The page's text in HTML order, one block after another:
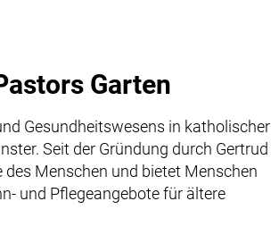
Garten
Gesundheitswesens in katholischer
Seit der Gründung durch Gertrud
Menschen und bietet Menschen
und Pflegeangebote für ältere